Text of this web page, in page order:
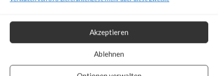
Akzeptieren
Ablehnen
The vendor has provided
patches to address the
vulnerabilities.
What FortiGuard Coverage is